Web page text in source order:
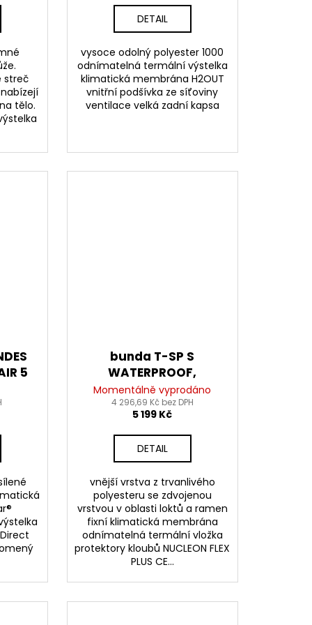
streč
tělo.
DETAIL
vysoce odolný polyester 1000
odnímatelná termální výstelka
klimatická membrána H2OUT
vnitřní podšívka ze síťoviny
ventilace velká zadní kapsa
5
bunda T-SP S
WATERPROOF,
ALPINESTARS, dětská
(černá/bílá) 2026
Momentálně vyprodáno
4 296,69 Kč bez DPH
5 199 Kč
DETAIL
vnější vrstva z trvanlivého
polyesteru se zdvojenou
vrstvou v oblasti loktů a ramen
fixní klimatická membrána
odnímatelná termální vložka
protektory kloubů NUCLEON FLEX
PLUS CE...